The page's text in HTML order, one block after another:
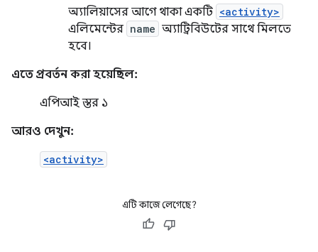
অ্যালিয়াসের আগে থাকা একটি <activity>
এলিমেন্টের name অ্যাট্রিবিউটের সাথে মিলতে
হবে।
এতে প্রবর্তন করা হয়েছিল:
এপিআই স্তর ১
আরও দেখুন:
<activity>
এটি কাজে লেগেছে?